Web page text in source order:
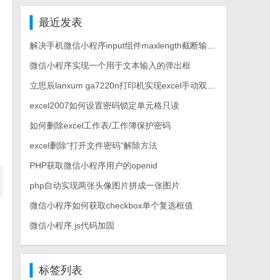
最近发表
微信小程序实现一个用于文本输入的弹出框
excel2007如何设置密码锁定单元格只读
如何删除excel工作表/工作簿保护密码
excel删除“打开文件密码”解除方法
PHP获取微信小程序用户的openid
php自动实现两张头像图片拼成一张图片
微信小程序如何获取checkbox单个复选框值
微信小程序 js代码加固
标签列表